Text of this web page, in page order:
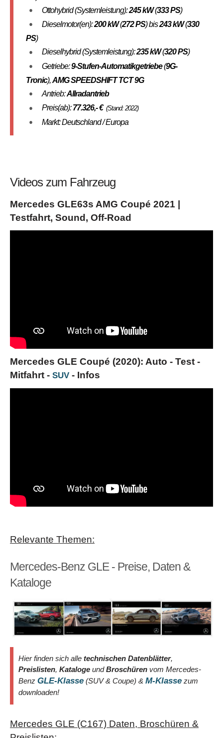
Ottohybrid (Systemleistung):245 kW(333 PS)
Dieselmotor(en):200 kW(272 PS) bis243 kW(330
PS)
Dieselhybrid (Systemleistung):235 kW(320 PS)
Getriebe:9-Stufen-Automatikgetriebe(9G-
Tronic),AMG SPEEDSHIFT TCT 9G
Antrieb:Allradantrieb
Preis(ab):77.326,- € (Stand: 2022)
Markt: Deutschland / Europa
Videos zum Fahrzeug
Mercedes GLE63s AMG Coupé 2021 |
Testfahrt, Sound, Off-Road
Mercedes GLE Coupé (2020): Auto - Test -
Mitfahrt - SUV - Infos
Relevante Themen:
Mercedes-Benz GLE - Preise, Daten &
Kataloge
Hier finden sich alle technischen Datenblätter,
Preislisten, Kataloge undBroschüren vom Mercedes-
Benz GLE-Klasse (SUV & Coupe) & M-Klasse zum
downloaden!
Mercedes GLE (C167) Daten, Broschüren &